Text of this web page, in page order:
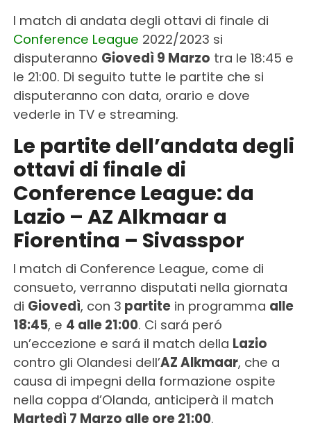
I match di andata degli ottavi di finale di
Conference League 2022/2023 si
disputeranno Giovedì 9 Marzo tra le 18:45 e
le 21:00. Di seguito tutte le partite che si
disputeranno con data, orario e dove
vederle in TV e streaming.
Le partite dell’andata degli
ottavi di finale di
Conference League: da
Lazio – AZ Alkmaar a
Fiorentina – Sivasspor
I match di Conference League, come di
consueto, verranno disputati nella giornata
di Giovedì, con 3 partitein programma alle
18:45, e 4 alle 21:00. Ci sará peró
un’eccezione e sará il match della Lazio
contro gli Olandesi dell’AZ Alkmaar, che a
causa di impegni della formazione ospite
nella coppa d’Olanda, anticiperà il match
Martedì 7 Marzo alle ore 21:00.